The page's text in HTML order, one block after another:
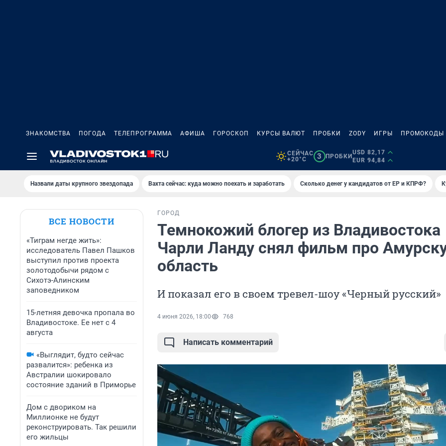
ЗНАКОМСТВА ПОГОДА ТЕЛЕПРОГРАММА АФИША ГОРОСКОП КУРСЫ ВАЛЮТ ПРОБКИ ZODY ИГРЫ ПРОМОКОДЫ
СЕЙЧАС
+20°C
3 ПРОБКИ
USD 82,17
EUR 94,84
Назвали даты крупного звездопада Вахта сейчас: куда можно поехать и заработать Сколько денег у кандидатов от ЕР и КПРФ?
ВСЕ НОВОСТИ
«Тиграм негде жить»:
исследователь Павел Пашков
выступил против проекта
золотодобычи рядом с
Сихотэ-Алинским
заповедником
15-летняя девочка пропала во
Владивостоке. Ее нет с 4
августа
«Выглядит, будто сейчас
развалится»: ребенка из
Австралии шокировало
состояние зданий в Приморье
Дом с двориком на
Миллионке не будут
реконструировать. Так решили
его жильцы
ГОРОД
Темнокожий блогер из Владивостока
Чарли Ланду снял фильм про
область
И показал его в своем тревел-шоу «Черный русский»
4 июня 2026, 18:00 768
Написать комментарий